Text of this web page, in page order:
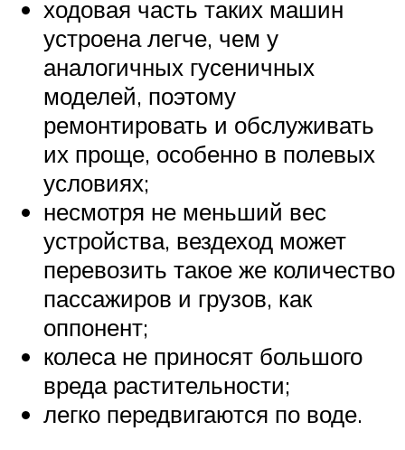
ходовая часть таких машин
устроена легче, чем у
аналогичных гусеничных
моделей, поэтому
ремонтировать и обслуживать
их проще, особенно в полевых
условиях;
несмотря не меньший вес
устройства, вездеход может
перевозить такое же количество
пассажиров и грузов, как
оппонент;
колеса не приносят большого
вреда растительности;
легко передвигаются по воде.